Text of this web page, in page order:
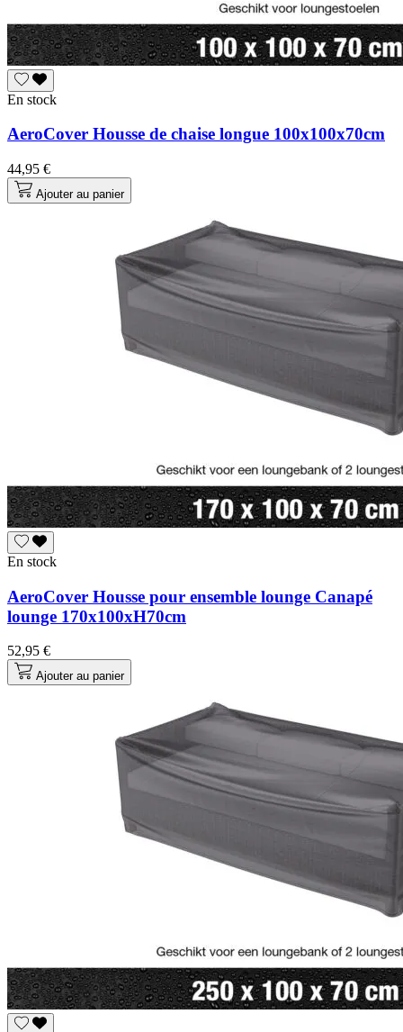
En stock
AeroCover Housse de chaise longue 100x100x70cm
44,95 €
Ajouter au panier
En stock
AeroCover Housse pour ensemble lounge Canapé
lounge 170x100xH70cm
52,95 €
Ajouter au panier